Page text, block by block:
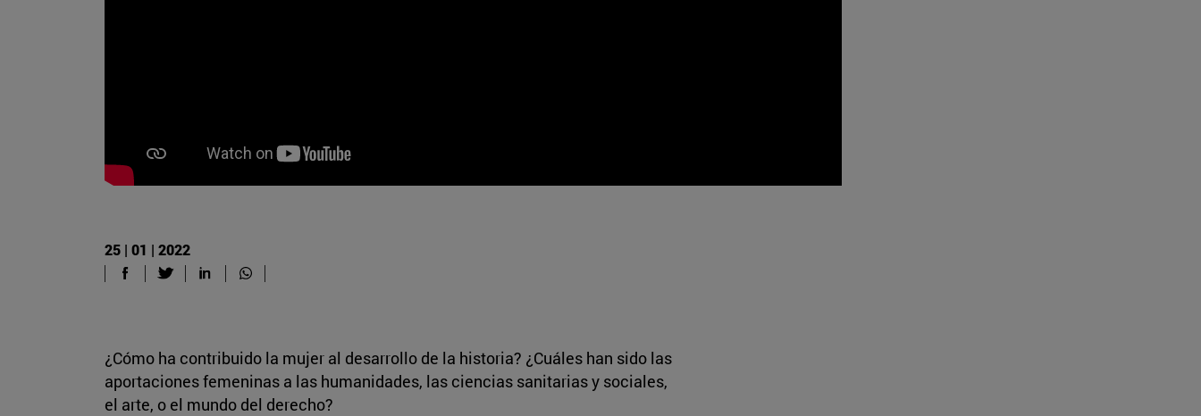
25 | 01 | 2022
¿Cómo ha contribuido la mujer al desarrollo de la historia? ¿Cuáles han sido las
aportaciones femeninas a las humanidades, las ciencias sanitarias y sociales,
el arte, o el mundo del derecho?